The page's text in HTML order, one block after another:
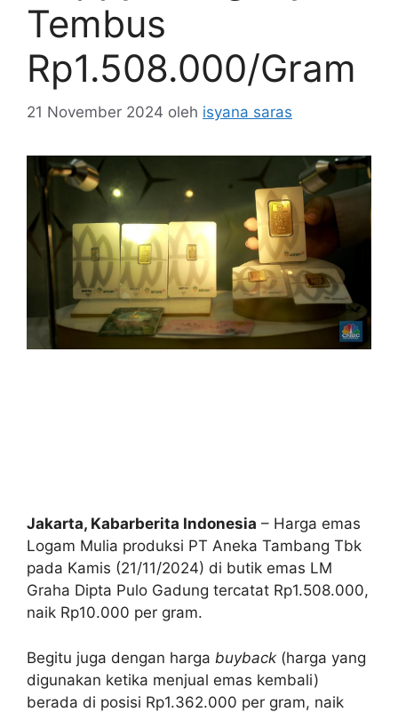
Tembus
Rp1.508.000/Gram
21 November 2024 oleh isyana saras
Jakarta, Kabarberita Indonesia – Harga emas
Logam Mulia produksi PT Aneka Tambang Tbk
pada Kamis (21/11/2024) di butik emas LM
Graha Dipta Pulo Gadung tercatat Rp1.508.000,
naik Rp10.000 per gram.
Begitu juga dengan harga buyback (harga yang
digunakan ketika menjual emas kembali)
berada di posisi Rp1.362.000 per gram, naik